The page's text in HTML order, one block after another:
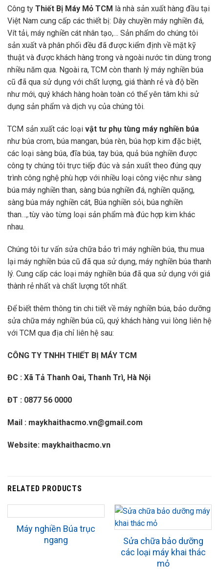
Công ty Thiết Bị Máy Mỏ TCM là nhà sản xuất hàng đầu tại
Việt Nam cung cấp các thiết bị: Dây chuyền máy nghiền đá,
Vít tải, máy nghiền cát nhân tạo,… Sản phẩm do chúng tôi
sản xuất và phân phối đều đã được kiểm định về mặt kỹ
thuật và được khách hàng trong và ngoài nước tin dùng trong
nhiều năm qua. Ngoài ra, TCM còn thanh lý máy nghiền búa
cũ đã qua sử dụng với chất lượng, giá thành rẻ và độ bền
như mới, quý khách hàng hoàn toàn có thể yên tâm khi sử
dụng sản phẩm và dịch vụ của chúng tôi.
TCM sản xuất các loại vật tư phụ tùng máy nghiền búa
như búa crom, búa mangan, búa rèn, búa hợp kim đặc biệt,
các loại sàng búa, đĩa búa, tay búa, quả búa nghiền được
công ty chúng tôi trực tiếp đúc và sản xuất theo đúng quy
trình công nghệ phù hợp với nhiều loại công việc như sàng
búa máy nghiền than, sàng búa nghiền đá, nghiền quặng,
sàng búa máy nghiền cát, Búa nghiền sỏi, búa nghiền
than…,.tùy vào từng loại sản phẩm mà đúc hợp kim khác
nhau.
Chúng tôi tư vấn sửa chữa bảo trì máy nghiền búa, thu mua
lại máy nghiền búa cũ đã qua sử dụng, máy nghiền búa thanh
lý. Cung cấp các loại máy nghiền búa đã qua sử dụng với giá
thành rẻ nhất và chất lượng tốt nhất.
Để biết thêm thông tin chi tiết về máy nghiền búa, bảo dưỡng
sửa chữa máy nghiền búa cũ, quý khách hàng vui lòng liên hệ
với TCM qua địa chỉ liên hệ sau:
CÔNG TY TNHH THIẾT BỊ MÁY TCM
ĐC : Xã Tả Thanh Oai, Thanh Trì, Hà Nội
ĐT : 0877 56 0000
Mail : maykhaithacmo.vn@gmail.com
Website: maykhaithacmo.vn
RELATED PRODUCTS
Máy nghiền Búa trục
ngang
Sửa chữa bảo dưỡng
các loại máy khai thác
mỏ